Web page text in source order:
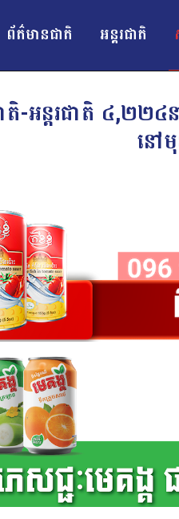
ព័ត៌មានជាតិ អន្ដរជាតិ
-អន្ដរជាតិ ៤,២២៤
នៅមុ